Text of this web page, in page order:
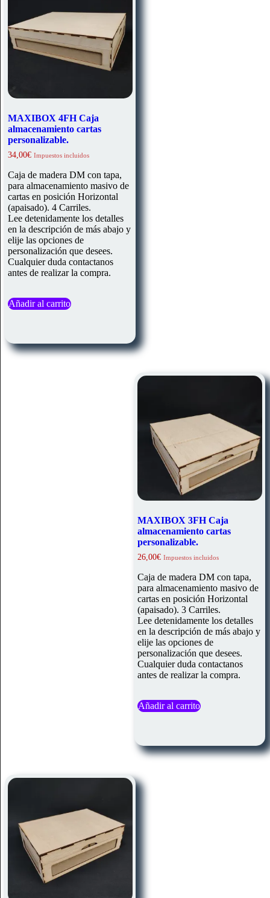
MAXIBOX 4FH Caja
almacenamiento cartas
personalizable.
34,00€ Impuestos incluidos
Caja de madera DM con tapa,
para almacenamiento masivo de
cartas en posición Horizontal
(apaisado). 4 Carriles.
Lee detenidamente los detalles
en la descripción de más abajo y
elije las opciones de
personalización que desees.
Cualquier duda contactanos
antes de realizar la compra.
Añadir al carrito
MAXIBOX 3FH Caja
almacenamiento cartas
personalizable.
26,00€ Impuestos incluidos
Caja de madera DM con tapa,
para almacenamiento masivo de
cartas en posición Horizontal
(apaisado). 3 Carriles.
Lee detenidamente los detalles
en la descripción de más abajo y
elije las opciones de
personalización que desees.
Cualquier duda contactanos
antes de realizar la compra.
Añadir al carrito